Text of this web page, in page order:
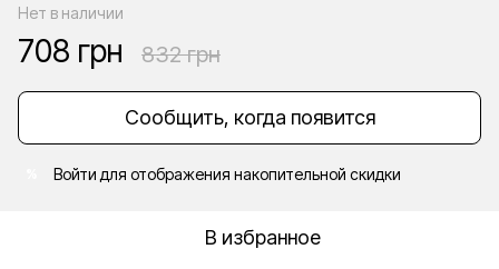
Нет в наличии
708 грн 832 грн
Сообщить, когда появится
Войти для отображения накопительной скидки
В избранное